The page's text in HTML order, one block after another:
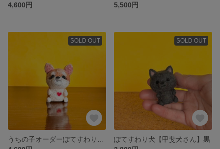
4,600円
5,500円
SOLD OUT SOLD OUT
ぽてすわり犬【甲斐犬さん】黒